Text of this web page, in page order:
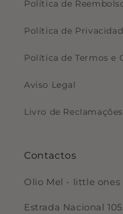
Política de
Política de
Política de Termos e
Aviso Legal
Livro de
Contactos
Olio Mel - little ones
Estrada Nacional